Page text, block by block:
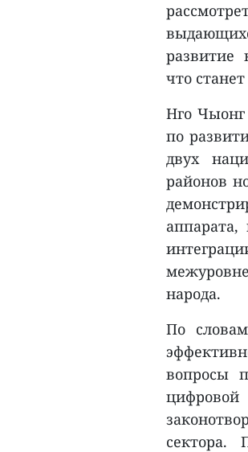
развитие
что
Нго Чыонг
по
двух
районов
аппарата,
народа.
По
вопросы
сектора.